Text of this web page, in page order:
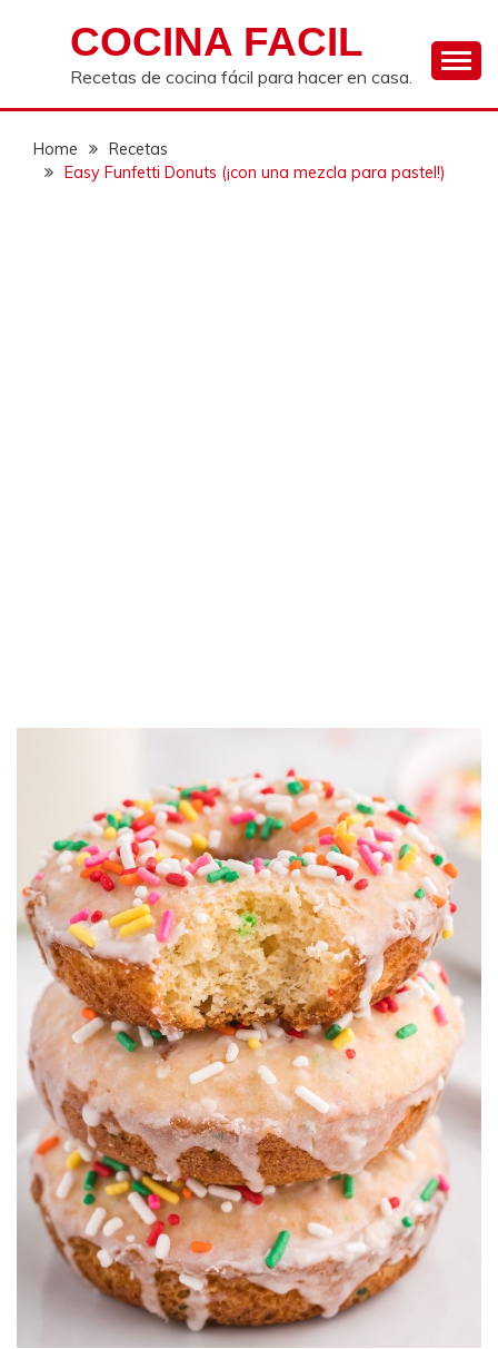
COCINA FACIL
Recetas de cocina fácil para hacer en casa.
Home
Recetas
Easy Funfetti Donuts (¡con una mezcla para pastel!)